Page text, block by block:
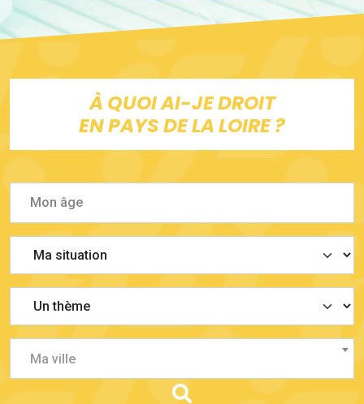
À QUOI AI-JE DROIT
EN PAYS DE LA LOIRE ?
Ma ville